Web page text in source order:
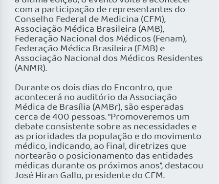
com a participação de representantes do
Conselho Federal de Medicina (CFM),
Associação Médica Brasileira (AMB),
Federação Nacional dos Médicos (Fenam),
Federação Médica Brasileira (FMB) e
Associação Nacional dos Médicos Residentes
(ANMR).
Durante os dois dias do Encontro, que
acontecerá no auditório da Associação
Médica de Brasília (AMBr), são esperadas
cerca de 400 pessoas. “Promoveremos um
debate consistente sobre as necessidades e
as prioridades da população e do movimento
médico, indicando, ao final, diretrizes que
nortearão o posicionamento das entidades
médicas durante os próximos anos”, destacou
José Hiran Gallo, presidente do CFM.